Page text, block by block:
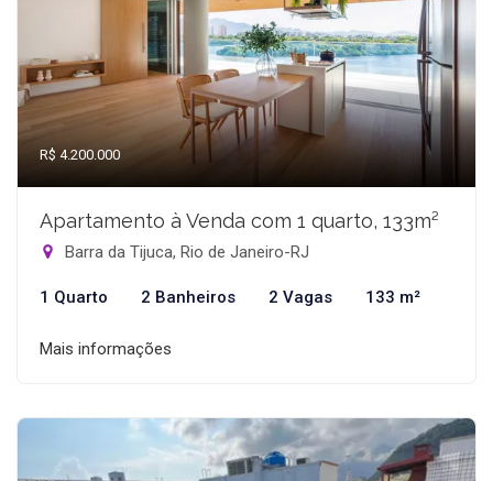
R$ 4.200.000
Apartamento à Venda com 1 quarto, 133m²
Barra da Tijuca, Rio de Janeiro-RJ
1 Quarto 2 Banheiros 2 Vagas 133 m²
Mais informações